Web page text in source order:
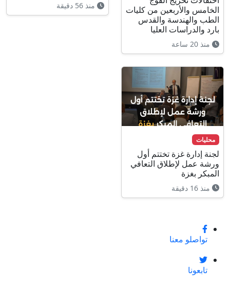
الخامس والأربعين من كليات
الطب والهندسة والقدس
بارد والدراسات العليا
منذ 20 ساعة
منذ 56 دقيقة
محليات
لجنة إدارة غزة تختتم أول
ورشة عمل لإطلاق التعافي
المبكر بغزة
منذ 16 دقيقة
تواصلو معنا
تابعونا